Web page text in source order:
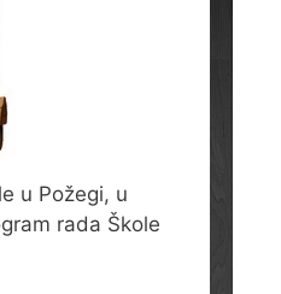
u Požegi, u
rada Škole